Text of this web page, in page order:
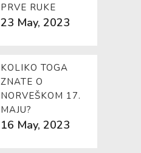
PRVE RUKE
23 May, 2023
KOLIKO TOGA
ZNATE O
NORVEŠKOM 17.
MAJU?
16 May, 2023